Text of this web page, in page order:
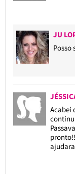
JU
Posso
Acabei